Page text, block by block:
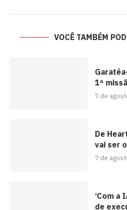
VOCÊ TAMBÉM
1ª
7 de
De
vai ser
7 de
‘Com a
de